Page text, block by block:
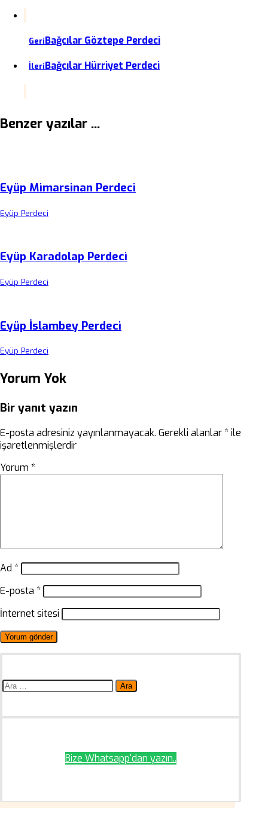
GeriBağcılar Göztepe Perdeci
İleriBağcılar Hürriyet Perdeci
Benzer yazılar ...
Eyüp Mimarsinan Perdeci
Eyüp Perdeci
Eyüp Karadolap Perdeci
Eyüp Perdeci
Eyüp İslambey Perdeci
Eyüp Perdeci
Yorum Yok
Bir yanıt yazın
E-posta adresiniz yayınlanmayacak. Gerekli alanlar*ile
işaretlenmişlerdir
Yorum *
Ad *
E-posta *
İnternet sitesi
Arama:
Bize Whatsapp'dan yazın..